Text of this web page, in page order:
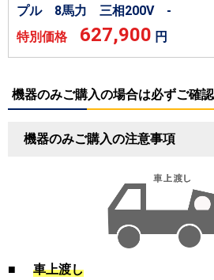
プル 8馬力 三相200V -
特別価格 627,900 円
機器のみご購入の場合は必ずご確
機器のみご購入の注意事項
■
車上渡し